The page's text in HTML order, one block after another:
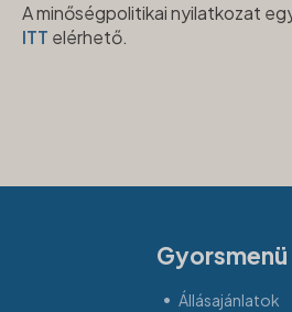
A minőségpolitikai nyilatkozat
ITT elérhető.
Gyorsmenü
Állásajánlatok